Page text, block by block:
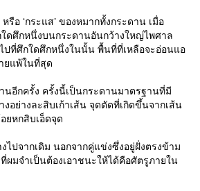
รือ ‘กระแส’ ของหมากทั้งกระดาน เมื่อ
ดศึกหนึ่งบนกระดานอันกว้างใหญ่ไพศาล
ปที่ศึกใดศึกหนึ่งในนั้น พื้นที่ที่เหลือจะอ่อนแอ
ยแพ้ในที่สุด
นอีกครั้ง ครั้งนี้เป็นกระดานมาตรฐานที่มี
อย่างละสิบเก้าเส้น จุดตัดที่เกิดขึ้นจากเส้น
ยหกสิบเอ็ดจุด
ไปจากเดิม นอกจากคู่แข่งซึ่งอยู่ฝั่งตรงข้าม
ผมจำเป็นต้องเอาชนะให้ได้คือศัตรูภายใน